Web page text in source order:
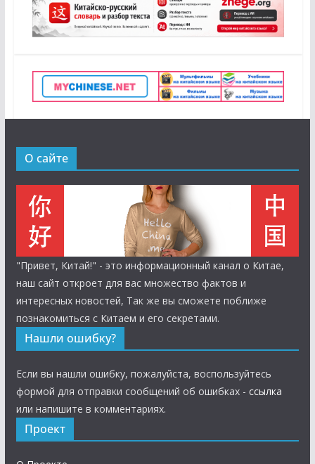
О сайте
"Привет, Китай!" - это информационный канал о Китае,
наш сайт откроет для вас множество фактов и
интересных новостей, Так же вы сможете поближе
познакомиться с Китаем и его секретами.
Нашли ошибку?
Если вы нашли ошибку, пожалуйста, воспользуйтесь
формой для отправки сообщений об ошибках - ссылка
или напишите в комментариях.
Проект